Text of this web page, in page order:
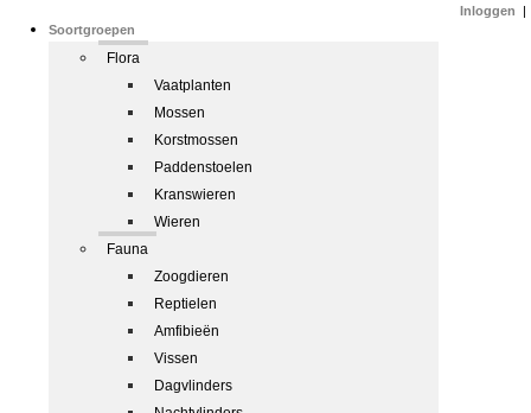
Soortgroepen
Flora
Vaatplanten
Mossen
Korstmossen
Paddenstoelen
Kranswieren
Wieren
Fauna
Zoogdieren
Reptielen
Amfibieën
Vissen
Dagvlinders
Inloggen |